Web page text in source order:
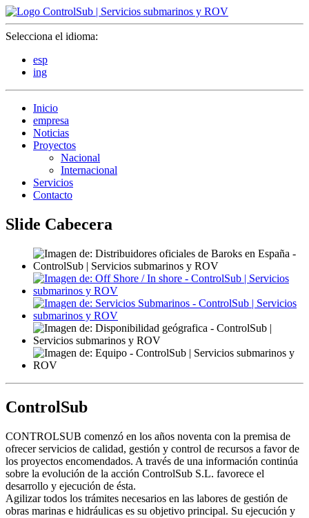
Selecciona el idioma:
esp
ing
Inicio
empresa
Noticias
Proyectos
Nacional
Internacional
Servicios
Contacto
Slide Cabecera
ControlSub
CONTROLSUB comenzó en los años noventa con la premisa de
ofrecer servicios de calidad, gestión y control de recursos a favor de
los proyectos encomendados. A través de una información continúa
sobre la evolución de la acción ControlSub S.L. favorece el
desarrollo y ejecución de ésta.
Agilizar todos los trámites necesarios en las labores de gestión de
obras marinas e hidráulicas es su objetivo principal. Su ejecución y